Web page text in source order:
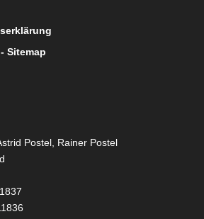
Sitemap
Postel, Rainer Postel